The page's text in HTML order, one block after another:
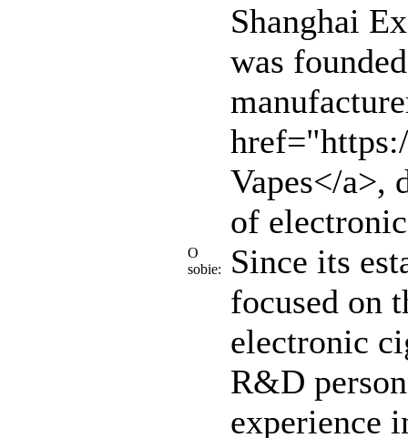
O
sobie:
Shanghai
was
Vapes</a>,
of
Since its
focused on
electronic
R&D
experience